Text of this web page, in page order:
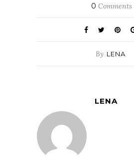
0 Comments
By LENA
LENA